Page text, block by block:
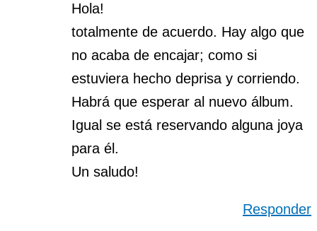
Hola!
totalmente de acuerdo. Hay algo que
no acaba de encajar; como si
estuviera hecho deprisa y corriendo.
Habrá que esperar al nuevo álbum.
Igual se está reservando alguna joya
para él.
Un saludo!
Responder